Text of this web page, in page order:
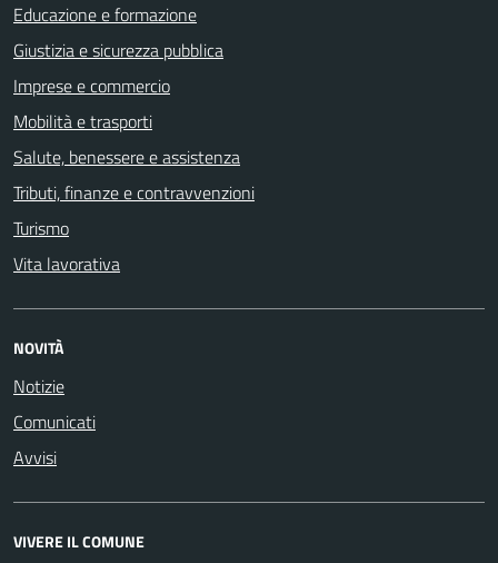
Educazione e formazione
Giustizia e sicurezza pubblica
Imprese e commercio
Mobilità e trasporti
Salute, benessere e assistenza
Tributi, finanze e contravvenzioni
Turismo
Vita lavorativa
NOVITÀ
Notizie
Comunicati
Avvisi
VIVERE IL COMUNE